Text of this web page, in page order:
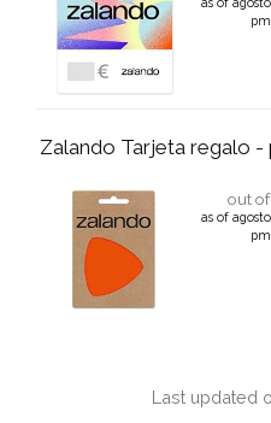
pm
Zalando Tarjeta regalo
out
as of agosto
pm
Last updated